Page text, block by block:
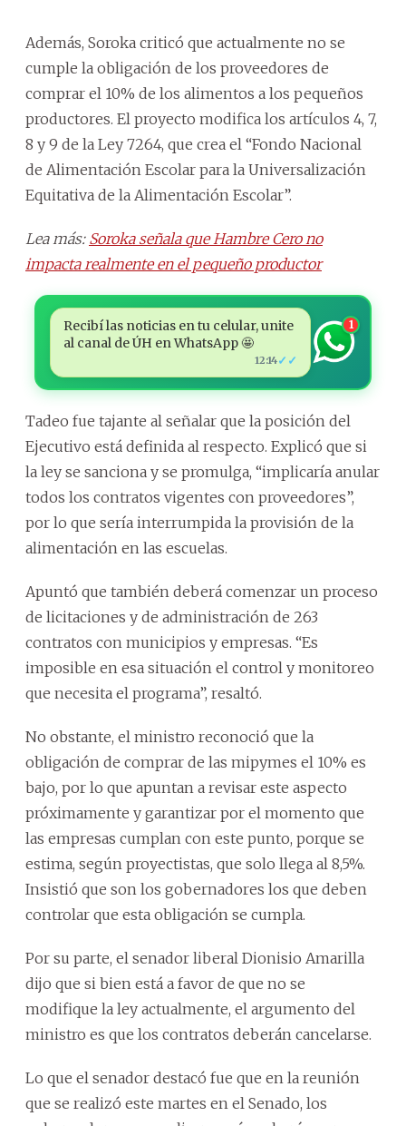
Además, Soroka criticó que actualmente no se
cumple la obligación de los proveedores de
comprar el 10% de los alimentos a los pequeños
productores. El proyecto modifica los artículos 4, 7,
8 y 9 de la Ley 7264, que crea el “Fondo Nacional
de Alimentación Escolar para la Universalización
Equitativa de la Alimentación Escolar”.
Lea más: Soroka señala que Hambre Cero no
impacta realmente en el pequeño productor
Recibí las noticias en tu celular, unite
al canal de ÚH en WhatsApp 🤩
12:14✓✓
1
Tadeo fue tajante al señalar que la posición del
Ejecutivo está definida al respecto. Explicó que si
la ley se sanciona y se promulga, “implicaría anular
todos los contratos vigentes con proveedores”,
por lo que sería interrumpida la provisión de la
alimentación en las escuelas.
Apuntó que también deberá comenzar un proceso
de licitaciones y de administración de 263
contratos con municipios y empresas. “Es
imposible en esa situación el control y monitoreo
que necesita el programa”, resaltó.
No obstante, el ministro reconoció que la
obligación de comprar de las mipymes el 10% es
bajo, por lo que apuntan a revisar este aspecto
próximamente y garantizar por el momento que
las empresas cumplan con este punto, porque se
estima, según proyectistas, que solo llega al 8,5%.
Insistió que son los gobernadores los que deben
controlar que esta obligación se cumpla.
Por su parte, el senador liberal Dionisio Amarilla
dijo que si bien está a favor de que no se
modifique la ley actualmente, el argumento del
ministro es que los contratos deberán cancelarse.
Lo que el senador destacó fue que en la reunión
que se realizó este martes en el Senado, los